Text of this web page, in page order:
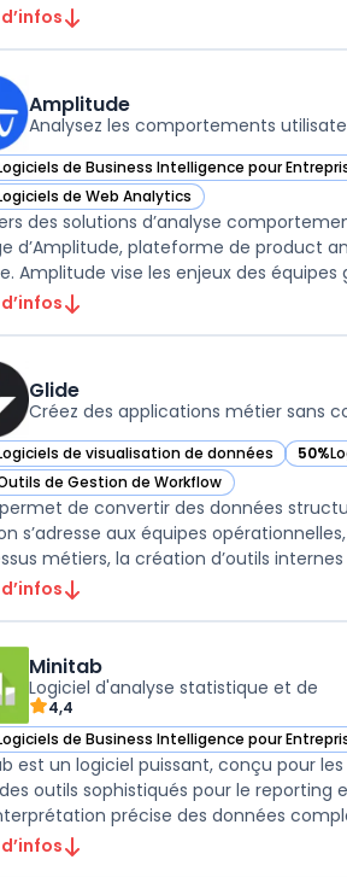
Amplitude
Analysez les comportements
de Business Intelligence pour
Amplitude dans cette catégorie
de Web Analytics
Amplitude dans cette catégorie
des solutions d’analyse
d’Amplitude, plateforme de product
Amplitude vise les enjeux des
Glide
Créez des applications métier sans
de visualisation de données
Glide dans cette catégorie 50%
— voir
de Gestion de Workflow
Glide dans cette catégorie
de convertir des données
s’adresse aux équipes
Minitab
Logiciel d'analyse statistique et de
4,4
de Business Intelligence pour
Minitab dans cette catégorie
est un logiciel puissant, conçu pour
outils sophistiqués pour le
précise des données